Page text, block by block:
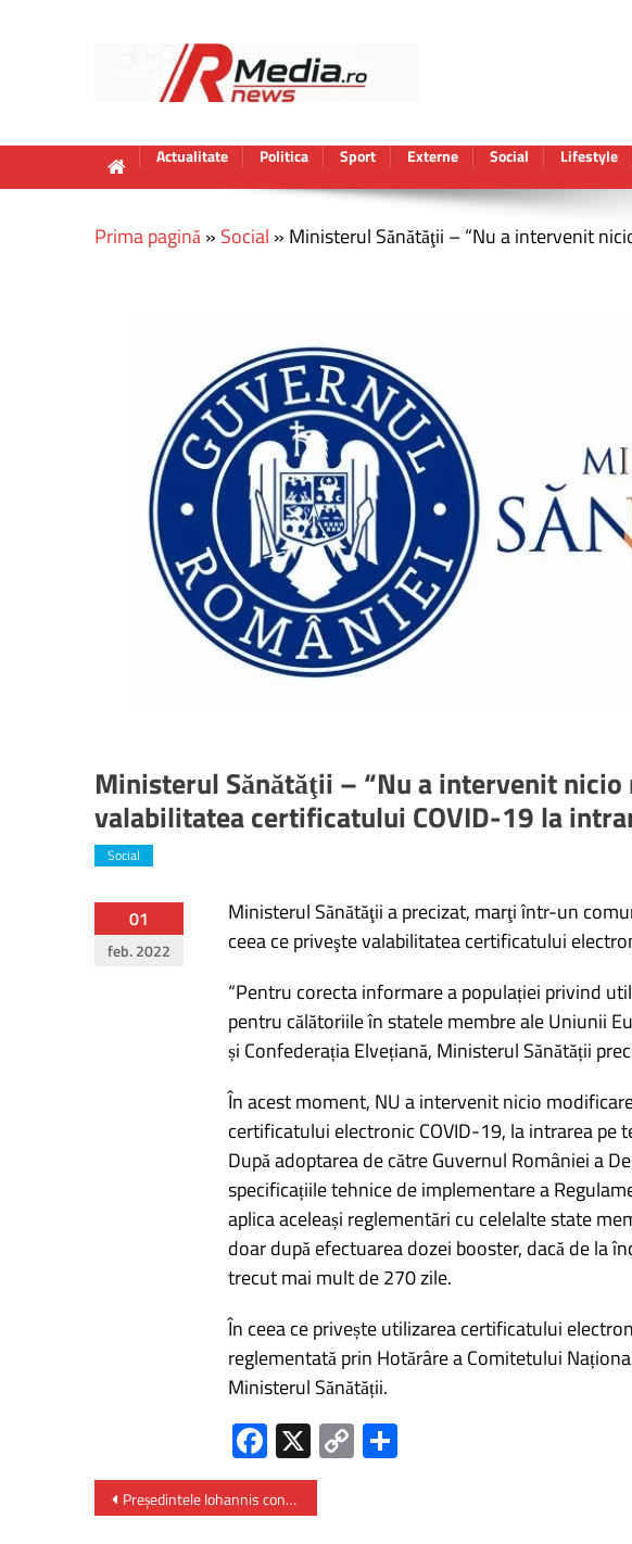
Actualitate Politica Sport Externe Social Lifestyle
Prima pagină» Social » Ministerul Sănătăţii – “Nu a intervenit
Ministerul Sănătăţii – “Nu a intervenit
valabilitatea certificatului COVID-19 la
Social
01
feb. 2022
Ministerul Sănătăţii a precizat, marţi într-un
ceea ce priveşte valabilitatea certificatului
“Pentru corecta informare a populației privind
pentru călătoriile în statele membre ale Uniunii
și Confederația Elvețiană, Ministerul Sănătății
În acest moment, NU a intervenit nicio
certificatului electronic COVID-19, la intrarea pe
După adoptarea de către Guvernul României a
specificațiile tehnice de implementare a
aplica aceleași reglementări cu celelalte state
doar după efectuarea dozei booster, dacă de la
trecut mai mult de 270 zile.
În ceea ce privește utilizarea certificatului
reglementată prin Hotărâre a Comitetului
Ministerul Sănătății.
Fa
ce
b
X C
o
P
Navigare
în
Președintele Iohannis convorbire telefonică cu președintele Ucrainei, Volodimir Zelensky